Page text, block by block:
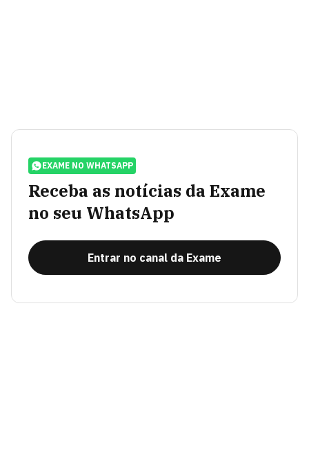
EXAME NO WHATSAPP
Receba as notícias da Exame
no seu WhatsApp
Entrar no canal da Exame